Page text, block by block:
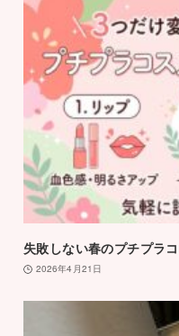
失敗しない春のプチプラ
2026年4月21日